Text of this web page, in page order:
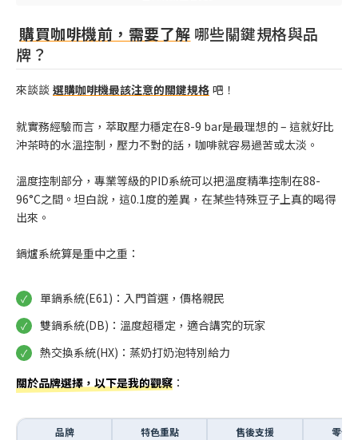
購買咖啡機前，需要了解 哪些關鍵規格與品
牌？
來談談 選購咖啡機最該注意的關鍵規格 吧！
就實務經驗而言，萃取壓力穩定在8-9 bar是最理想的 – 這就好比
沖茶時的水溫控制，壓力不對的話，咖啡就容易過苦或太淡。
溫度控制部分，專業等級的PID系統可以把溫度精準控制在88-
96°C之間。坦白說，這0.1度的差異，在某些特殊豆子上真的喝得
出來。
鍋爐系統算是重中之重：
單鍋系統(E61)：入門首選，價格親民
雙鍋系統(DB)：溫度超穩定，適合講究的玩家
熱交換系統(HX)：蒸奶打奶泡特別給力
關於品牌選擇，以下是我的觀察 ：
品牌 特色重點 售後支援 零件